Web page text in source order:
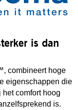
is dan
combineert hoge
eigenschappen die
comfort hoog
is.